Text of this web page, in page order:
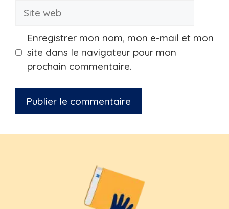
Site
Enregistrer mon nom, mon e-mail et mon
site dans le navigateur pour mon
prochain commentaire.